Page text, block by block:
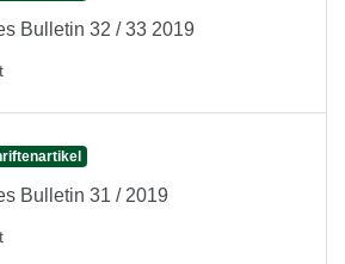
Bulletin 32 / 33 2019
Bulletin 31 / 2019